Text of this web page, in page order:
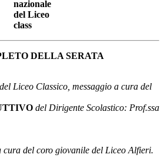
DELLA SERATA
Liceo Classico, messaggio a cura del
del Dirigente Scolastico: Prof.ssa
cura del coro giovanile del Liceo Alfieri.